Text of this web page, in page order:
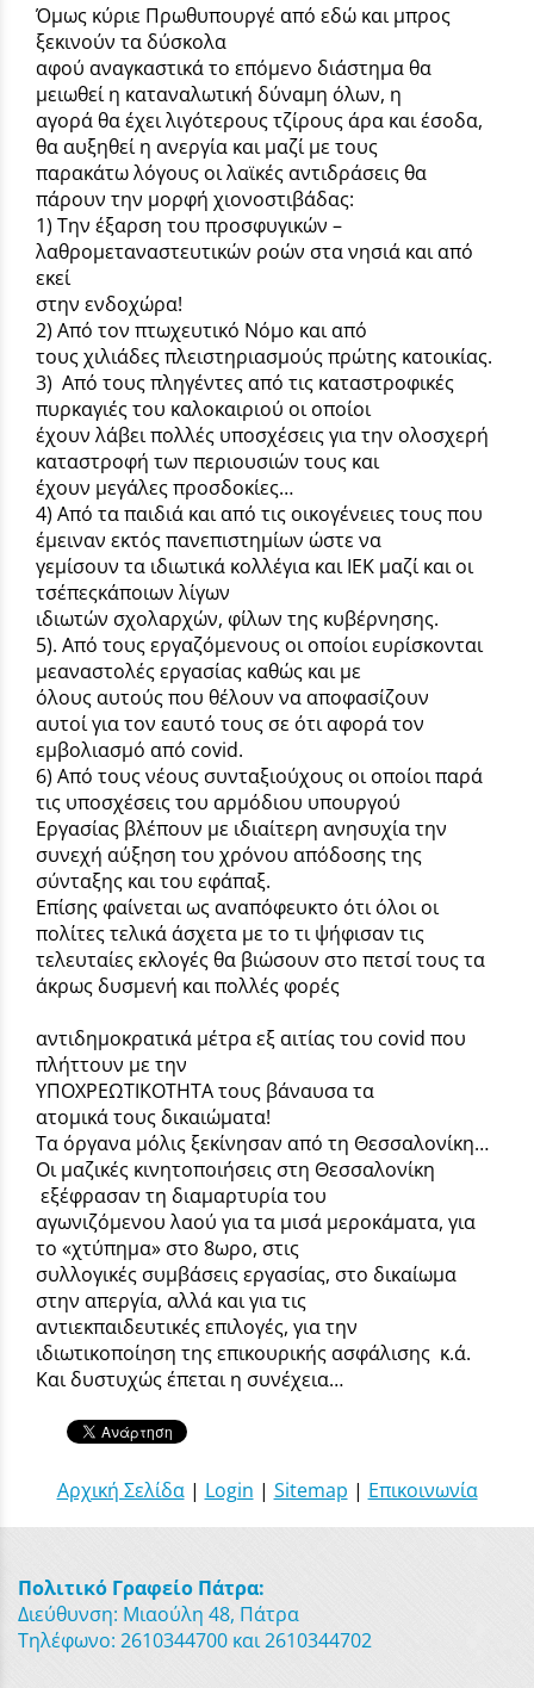
Όμως κύριε Πρωθυπουργέ από εδώ και μπρος
ξεκινούν τα δύσκολα
αφού αναγκαστικά το επόμενο διάστημα θα
μειωθεί η καταναλωτική δύναμη όλων, η
αγορά θα έχει λιγότερους τζίρους άρα και έσοδα,
θα αυξηθεί η ανεργία και μαζί με τους
παρακάτω λόγους οι λαϊκές αντιδράσεις θα
πάρουν την μορφή χιονοστιβάδας:
1) Την έξαρση του προσφυγικών –
λαθρομεταναστευτικών ροών στα νησιά και από
εκεί
στην ενδοχώρα!
2) Από τον πτωχευτικό Νόμο και από
τους χιλιάδες πλειστηριασμούς πρώτης κατοικίας.
3) Από τους πληγέντες από τις καταστροφικές
πυρκαγιές του καλοκαιριού οι οποίοι
έχουν λάβει πολλές υποσχέσεις για την ολοσχερή
καταστροφή των περιουσιών τους και
έχουν μεγάλες προσδοκίες…
4) Από τα παιδιά και από τις οικογένειες τους που
έμειναν εκτός πανεπιστημίων ώστε να
γεμίσουν τα ιδιωτικά κολλέγια και ΙΕΚ μαζί και οι
τσέπεςκάποιων λίγων
ιδιωτών σχολαρχών, φίλων της κυβέρνησης.
5). Από τους εργαζόμενους οι οποίοι ευρίσκονται
μεαναστολές εργασίας καθώς και με
όλους αυτούς που θέλουν να αποφασίζουν
αυτοί για τον εαυτό τους σε ότι αφορά τον
εμβολιασμό από covid.
6) Από τους νέους συνταξιούχους οι οποίοι παρά
τις υποσχέσεις του αρμόδιου υπουργού
Εργασίας βλέπουν με ιδιαίτερη ανησυχία την
συνεχή αύξηση του χρόνου απόδοσης της
σύνταξης και του εφάπαξ.
Επίσης φαίνεται ως αναπόφευκτο ότι όλοι οι
πολίτες τελικά άσχετα με το τι ψήφισαν τις
τελευταίες εκλογές θα βιώσουν στο πετσί τους τα
άκρως δυσμενή και πολλές φορές
αντιδημοκρατικά μέτρα εξ αιτίας του covid που
πλήττουν με την
ΥΠΟΧΡΕΩΤΙΚΟΤΗΤΑ τους βάναυσα τα
ατομικά τους δικαιώματα!
Τα όργανα μόλις ξεκίνησαν από τη Θεσσαλονίκη…
Οι μαζικές κινητοποιήσεις στη Θεσσαλονίκη
εξέφρασαν τη διαμαρτυρία του
αγωνιζόμενου λαού για τα μισά μεροκάματα, για
το «χτύπημα» στο 8ωρο, στις
συλλογικές συμβάσεις εργασίας, στο δικαίωμα
στην απεργία, αλλά και για τις
αντιεκπαιδευτικές επιλογές, για την
ιδιωτικοποίηση της επικουρικής ασφάλισης κ.ά.
Και δυστυχώς έπεται η συνέχεια…
Αρχική Σελίδα| Login | Sitemap | Επικοινωνία
Πολιτικό Γραφείο Πάτρα:
Διεύθυνση: Μιαούλη 48, Πάτρα
Τηλέφωνο: 2610344700 και 2610344702